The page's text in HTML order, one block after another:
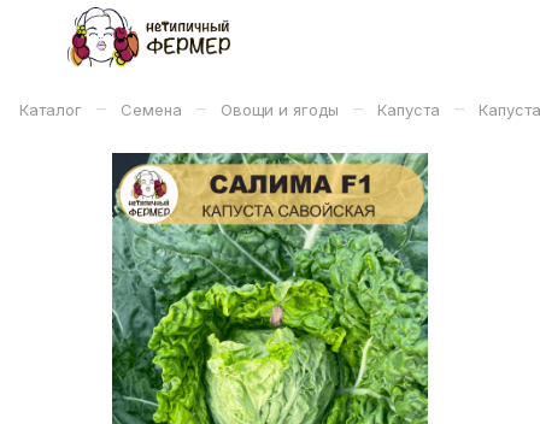
Каталог – Семена – Овощи и ягоды – Капуста –